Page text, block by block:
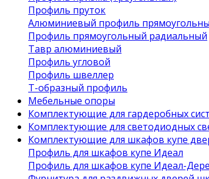
Профиль пруток
Алюминиевый профиль
Профиль прямоугольный радиальный
Тавр алюминиевый
Профиль угловой
Профиль швеллер
Т-образный профиль
Мебельные опоры
Комплектующие для гардеробных
Комплектующие для светодиодных
Комплектующие для шкафов купе
Профиль для шкафов купе Идеал
Профиль для шкафов купе Идеал-